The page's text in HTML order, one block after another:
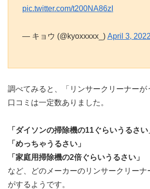
pic.twitter.com/t200NA86zI
— キョウ (@kyoxxxxx_) April 3, 2022
調べてみると、「リンサークリーナーが
口コミは一定数ありました。
「ダイソンの掃除機の11ぐらいうるさい
「めっちゃうるさい」
「家庭用掃除機の2倍ぐらいうるさい」
など、どのメーカーのリンサークリーナ
がするようです。